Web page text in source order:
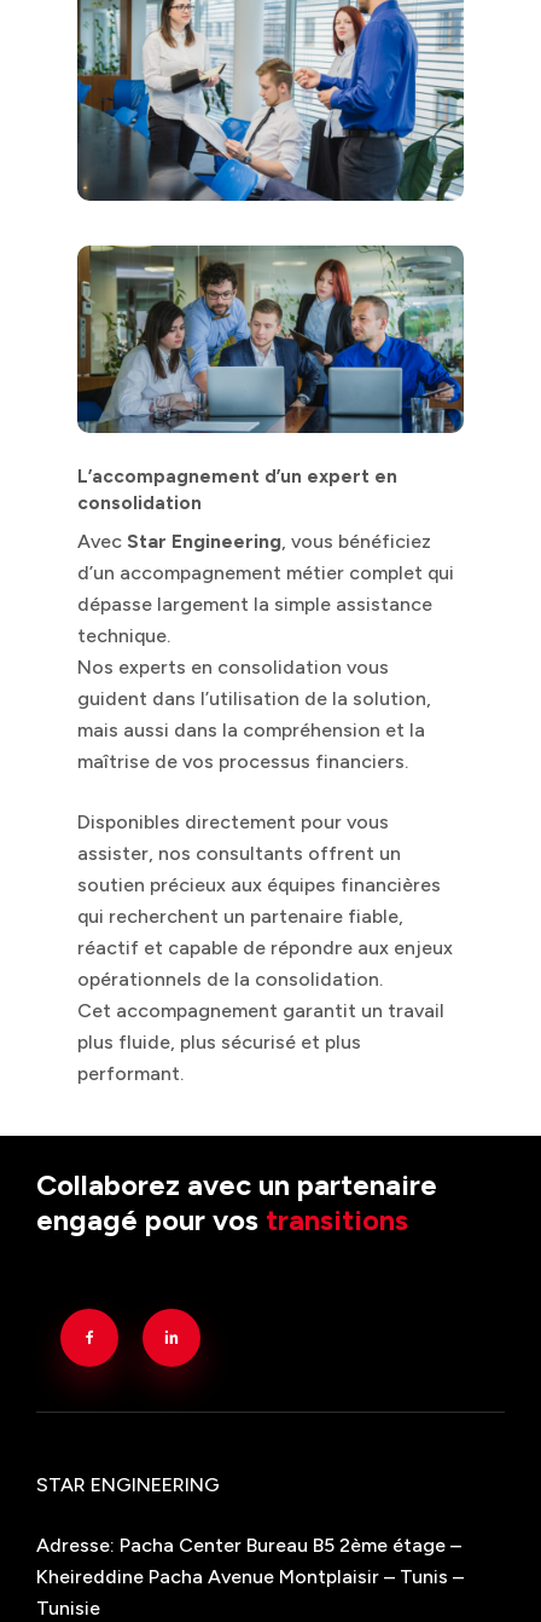
L’accompagnement d’un expert en
consolidation
Avec Star Engineering, vous bénéficiez
d’un accompagnement métier complet qui
dépasse largement la simple assistance
technique.
Nos experts en consolidation vous
guident dans l’utilisation de la solution,
mais aussi dans la compréhension et la
maîtrise de vos processus financiers.
Disponibles directement pour vous
assister, nos consultants offrent un
soutien précieux aux équipes financières
qui recherchent un partenaire fiable,
réactif et capable de répondre aux enjeux
opérationnels de la consolidation.
Cet accompagnement garantit un travail
plus fluide, plus sécurisé et plus
performant.
Collaborez avec un partenaire
engagé pour vos transitions
STAR ENGINEERING
Adresse: Pacha Center Bureau B5 2ème étage –
Kheireddine Pacha Avenue Montplaisir – Tunis –
Tunisie